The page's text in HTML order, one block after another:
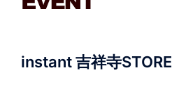
instant 吉祥寺